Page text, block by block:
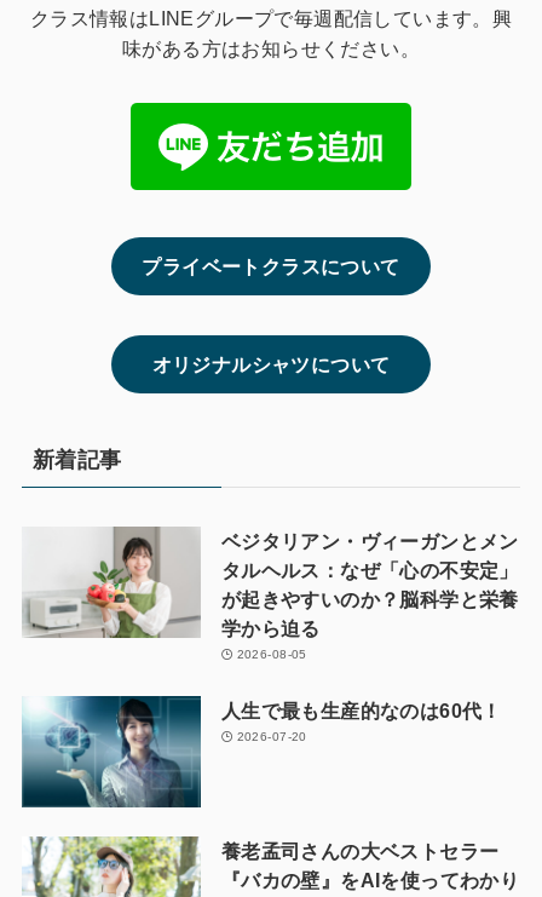
クラス情報はLINEグループで毎週配信しています。興
味がある方はお知らせください。
プライベートクラスについて
オリジナルシャツについて
新着記事
ベジタリアン・ヴィーガンとメン
タルヘルス：なぜ「心の不安定」
が起きやすいのか？脳科学と栄養
学から迫る
2026-08-05
人生で最も生産的なのは60代！
2026-07-20
養老孟司さんの大ベストセラー
『バカの壁』をAIを使ってわかり